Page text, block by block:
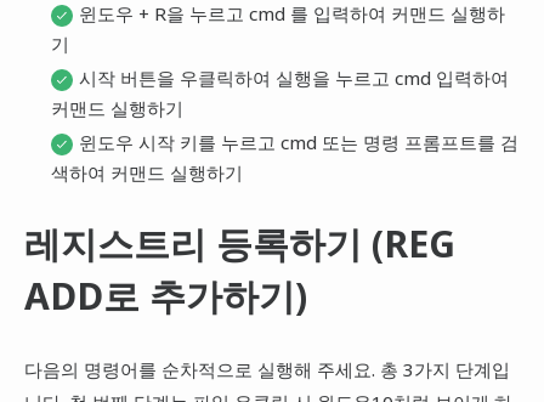
윈도우 + R을 누르고 cmd 를 입력하여 커맨드 실행하
기
시작 버튼을 우클릭하여 실행을 누르고 cmd 입력하여
커맨드 실행하기
윈도우 시작 키를 누르고 cmd 또는 명령 프롬프트를 검
색하여 커맨드 실행하기
레지스트리 등록하기 (REG
ADD로 추가하기)
다음의 명령어를 순차적으로 실행해 주세요. 총 3가지 단계입